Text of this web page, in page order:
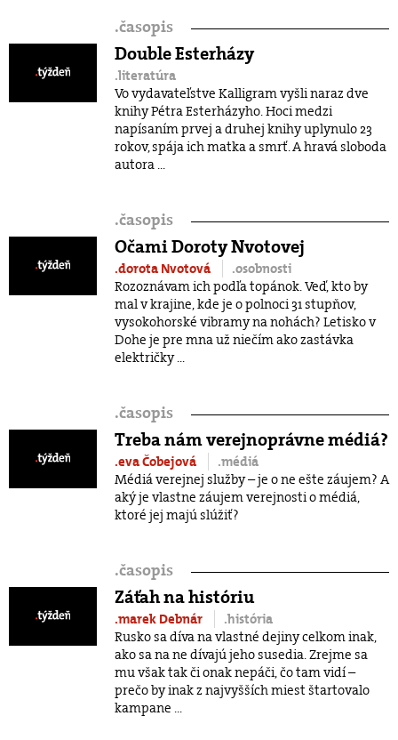
.časopis
Double Esterházy
.literatúra
Vo vydavateľstve Kalligram vyšli naraz dve
knihy Pétra Esterházyho. Hoci medzi
napísaním prvej a druhej knihy uplynulo 23
rokov, spája ich matka a smrť. A hravá sloboda
autora ...
.časopis
Očami Doroty Nvotovej
.dorota Nvotová
.osobnosti
Rozoznávam ich podľa topánok. Veď, kto by
mal v krajine, kde je o polnoci 31 stupňov,
vysokohorské vibramy na nohách? Letisko v
Dohe je pre mna už niečím ako zastávka
električky ...
.časopis
Treba nám verejnoprávne médiá?
.eva Čobejová
.médiá
Médiá verejnej služby – je o ne ešte záujem? A
aký je vlastne záujem verejnosti o médiá,
ktoré jej majú slúžiť?
.časopis
Záťah na históriu
.marek Debnár
.história
Rusko sa díva na vlastné dejiny celkom inak,
ako sa na ne dívajú jeho susedia. Zrejme sa
mu však tak či onak nepáči, čo tam vidí –
prečo by inak z najvyšších miest štartovalo
kampane ...